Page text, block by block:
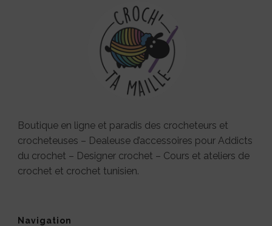
Boutique en ligne et paradis des crocheteurs et
crocheteuses – Dealeuse d’accessoires pour Addicts
du crochet – Designer crochet – Cours et ateliers de
crochet et crochet tunisien.
Navigation